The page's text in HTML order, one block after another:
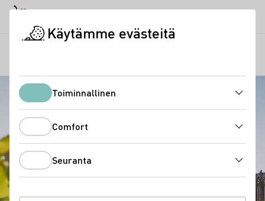
Käytämme evästeitä
Toiminnallinen
Comfort
Seuranta